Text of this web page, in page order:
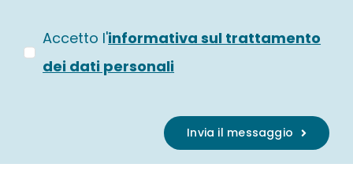
Accetto l'informativa sul trattamento
dei dati personali
Invia il messaggio